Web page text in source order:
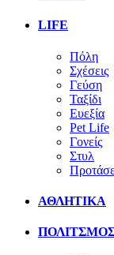
LIFE
Πόλη
Σχέσεις
Γεύση
Ταξίδι
Ευεξία
Pet Life
Γονείς
Στυλ
ΑΘΛΗΤΙΚΑ